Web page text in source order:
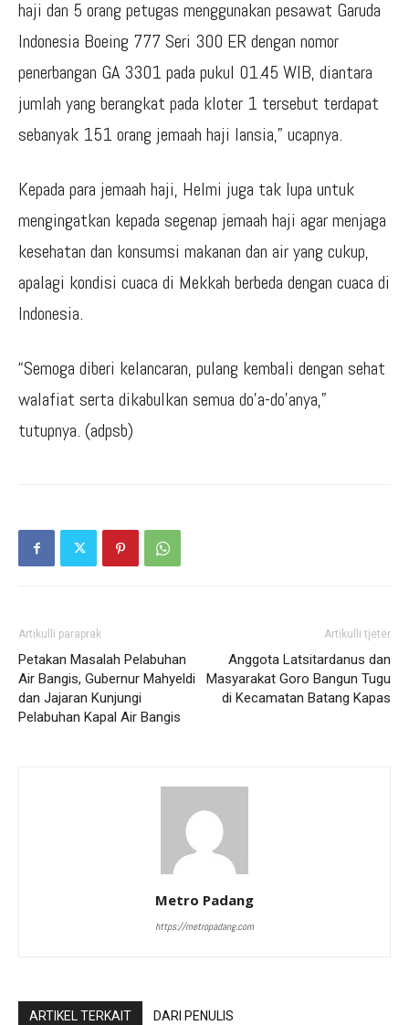
haji dan 5 orang petugas menggunakan pesawat Garuda
Indonesia Boeing 777 Seri 300 ER dengan nomor
penerbangan GA 3301 pada pukul 01.45 WIB, diantara
jumlah yang berangkat pada kloter 1 tersebut terdapat
sebanyak 151 orang jemaah haji lansia,” ucapnya.
Kepada para jemaah haji, Helmi juga tak lupa untuk
mengingatkan kepada segenap jemaah haji agar menjaga
kesehatan dan konsumsi makanan dan air yang cukup,
apalagi kondisi cuaca di Mekkah berbeda dengan cuaca di
Indonesia.
“Semoga diberi kelancaran, pulang kembali dengan sehat
walafiat serta dikabulkan semua do’a-do’anya,”
tutupnya. (adpsb)
Artikulli paraprak
Petakan Masalah Pelabuhan
Air Bangis, Gubernur Mahyeldi
dan Jajaran Kunjungi
Pelabuhan Kapal Air Bangis
Artikulli tjetër
Anggota Latsitardanus dan
Masyarakat Goro Bangun Tugu
di Kecamatan Batang Kapas
Metro Padang
https://metropadang.com
ARTIKEL TERKAIT DARI PENULIS